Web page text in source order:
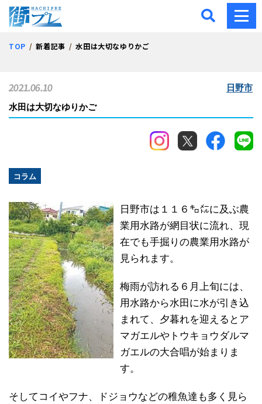
街プレ -東京・西多摩の
TOP 新着記事 水田は大切なゆりかご
水田は大切なゆりかご
コラム
2021.06.10 日野市
日野市は１１６㌔㍍に及ぶ農
業用水路が網目状に流れ、現
在でも手掘りの農業用水路が
見られます。
梅雨が訪れる６月上旬には、
用水路から水田に水が引き込
まれて、夕暮れを迎えるとア
マガエルやトウキョウダルマ
ガエルの大合唱が始まりま
す。
そしてコイやフナ、ドジョウなどの稚魚達も多く見ら